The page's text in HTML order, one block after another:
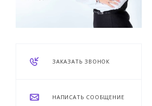
ЗАКАЗАТЬ ЗВОНОК
НАПИСАТЬ СООБЩЕНИЕ